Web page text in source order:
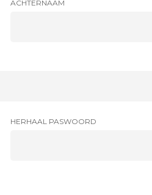
ACHTERNAAM
HERHAAL PASWOORD